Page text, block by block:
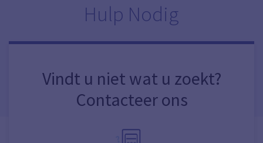
Hulp Nodig
Vindt u niet wat u zoekt?
Contacteer ons